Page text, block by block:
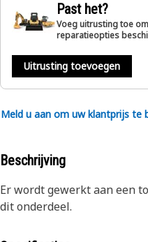
Past het?
Voeg uitrusting toe
reparatieopties
Uitrusting toevoegen
Meld u aan om uw klantprijs te
Beschrijving
Er wordt gewerkt aan een
dit onderdeel.